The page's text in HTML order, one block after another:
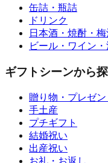
缶詰・瓶詰
ドリンク
日本酒・焼酎・
ビール・ワイン
ギフトシーンから
贈り物・プレゼン
手土産
プチギフト
結婚祝い
出産祝い
お礼・お返し